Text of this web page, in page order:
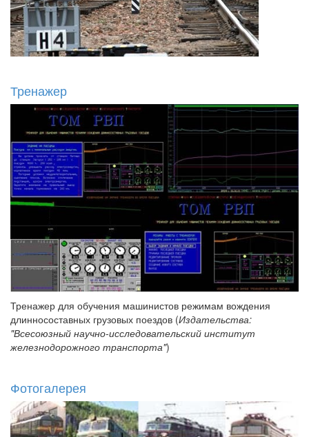
Тренажер
Тренажер для обучения машинистов режимам вождения
длинносоставных грузовых поездов (Издательства:
"Всесоюзный научно-исследовательский институт
железнодорожного транспорта")
Фотогалерея